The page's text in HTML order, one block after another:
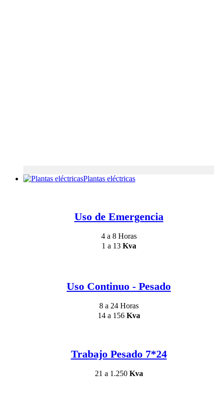
Plantas eléctricas
Uso de Emergencia
4 a 8 Horas
1 a 13 Kva
Uso Continuo - Pesado
8 a 24 Horas
14 a 156 Kva
Trabajo Pesado 7*24
21 a 1.250 Kva